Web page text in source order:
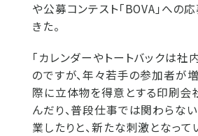
や公募コンテスト「BOVA」への
きた。
「カレンダーやトートバックは社
のですが、年々若手の参加者が
際に立体物を得意とする印刷会
んだり、普段仕事では関わらな
業したりと、新たな刺激となって